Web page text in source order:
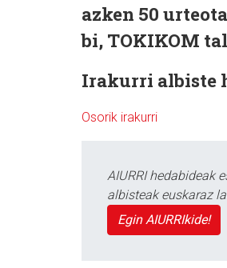
azken 50
bi, TOKIKOM
Irakurri albiste
Osorik irakurri
AIURRI hedabideak
albisteak euskaraz
Egin AIURRIkide!